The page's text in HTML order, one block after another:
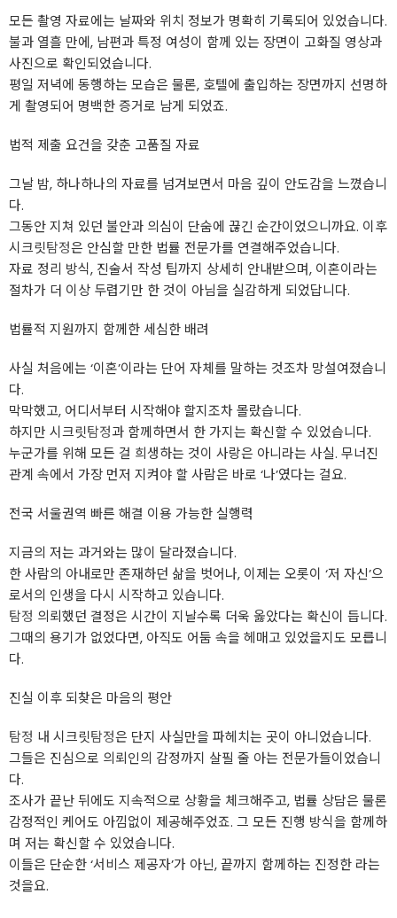
모든 촬영 자료에는 날짜와 위치 정보가 명확히 기록되어 있었습니다.
불과 열흘 만에, 남편과 특정 여성이 함께 있는 장면이 고화질 영상과
사진으로 확인되었습니다.
평일 저녁에 동행하는 모습은 물론, 호텔에 출입하는 장면까지 선명하
게 촬영되어 명백한 증거로 남게 되었죠.
법적 제출 요건을 갖춘 고품질 자료
그날 밤, 하나하나의 자료를 넘겨보면서 마음 깊이 안도감을 느꼈습니
다.
그동안 지쳐 있던 불안과 의심이 단숨에 끊긴 순간이었으니까요. 이후
시크릿탐정은 안심할 만한 법률 전문가를 연결해주었습니다.
자료 정리 방식, 진술서 작성 팁까지 상세히 안내받으며, 이혼이라는
절차가 더 이상 두렵기만 한 것이 아님을 실감하게 되었답니다.
법률적 지원까지 함께한 세심한 배려
사실 처음에는 ‘이혼’이라는 단어 자체를 말하는 것조차 망설여졌습니
다.
막막했고, 어디서부터 시작해야 할지조차 몰랐습니다.
하지만 시크릿탐정과 함께하면서 한 가지는 확신할 수 있었습니다.
누군가를 위해 모든 걸 희생하는 것이 사랑은 아니라는 사실. 무너진
관계 속에서 가장 먼저 지켜야 할 사람은 바로 ‘나’였다는 걸요.
전국 서울권역 빠른 해결 이용 가능한 실행력
지금의 저는 과거와는 많이 달라졌습니다.
한 사람의 아내로만 존재하던 삶을 벗어나, 이제는 오롯이 ‘저 자신’으
로서의 인생을 다시 시작하고 있습니다.
탐정 의뢰했던 결정은 시간이 지날수록 더욱 옳았다는 확신이 듭니다.
그때의 용기가 없었다면, 아직도 어둠 속을 헤매고 있었을지도 모릅니
다.
진실 이후 되찾은 마음의 평안
탐정 내 시크릿탐정은 단지 사실만을 파헤치는 곳이 아니었습니다.
그들은 진심으로 의뢰인의 감정까지 살필 줄 아는 전문가들이었습니
다.
조사가 끝난 뒤에도 지속적으로 상황을 체크해주고, 법률 상담은 물론
감정적인 케어도 아낌없이 제공해주었죠. 그 모든 진행 방식을 함께하
며 저는 확신할 수 있었습니다.
이들은 단순한 ‘서비스 제공자’가 아닌, 끝까지 함께하는 진정한 라는
것을요.